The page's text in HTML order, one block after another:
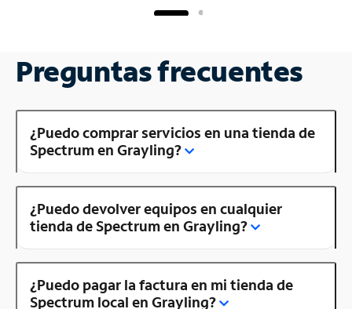
Preguntas frecuentes
¿Puedo comprar servicios en una tienda de
Spectrum en Grayling?
¿Puedo devolver equipos en cualquier
tienda de Spectrum en Grayling?
¿Puedo pagar la factura en mi tienda de
Spectrum local en Grayling?